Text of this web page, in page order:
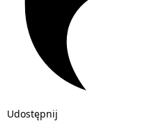
Udostępnij